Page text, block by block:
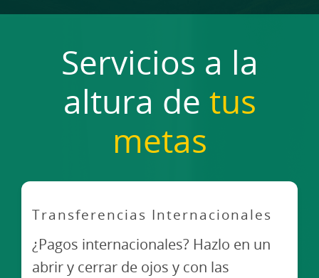
Servicios a la
altura de tus
metas
Transferencias Internacionales
¿Pagos internacionales? Hazlo en un
abrir y cerrar de ojos y con las